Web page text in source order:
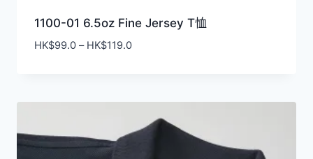
1100-01 6.5oz Fine Jersey T恤
HK$99.0 – HK$119.0價